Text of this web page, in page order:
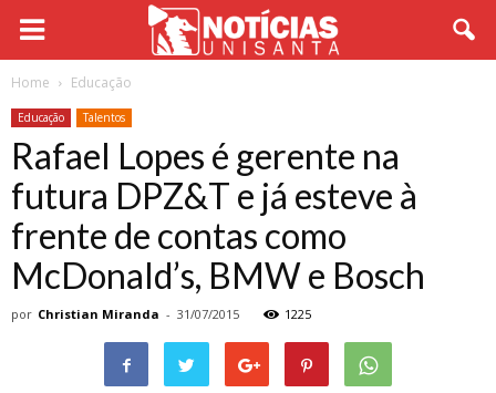
Home Educação
Educação Talentos
Rafael Lopes é gerente na
futura DPZ&T e já esteve à
frente de contas como
McDonald’s, BMW e Bosch
por Christian Miranda - 31/07/2015 1225